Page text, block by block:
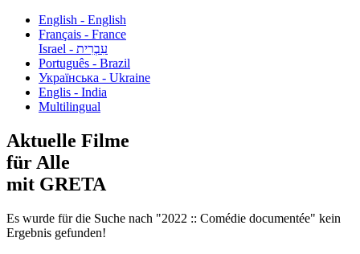
English - English
Français - France
עִבְרִית - Israel
Português - Brazil
Українська - Ukraine
Englis - India
Multilingual
Aktuelle Filme
für Alle
mit GRETA
Es wurde für die Suche nach "2022 :: Comédie documentée" kein
Ergebnis gefunden!